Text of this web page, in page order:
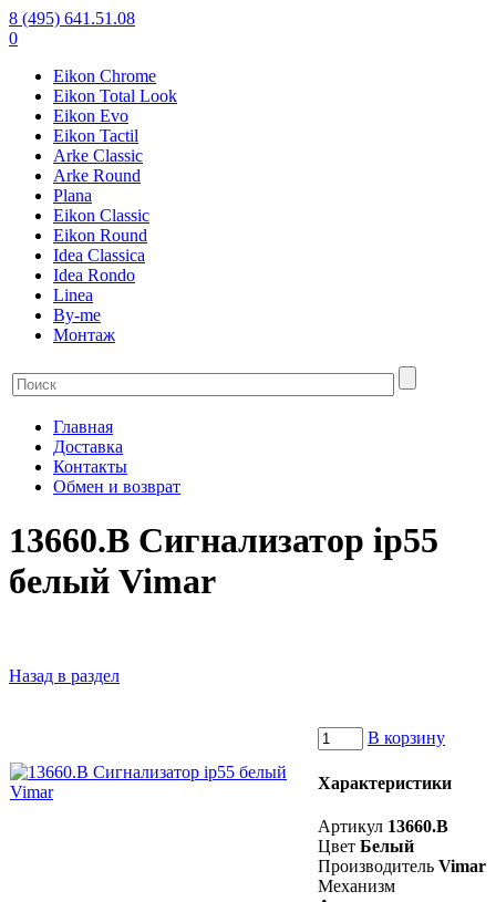
8 (495) 641.51.08
0
Eikon Chrome
Eikon Total Look
Eikon Evo
Eikon Tactil
Arke Classic
Arke Round
Plana
Eikon Classic
Eikon Round
Idea Classica
Idea Rondo
Linea
By-me
Монтаж
Главная
Доставка
Контакты
Обмен и возврат
13660.B Сигнализатор ip55
белый Vimar
Назад в раздел
В корзину
Характеристики
Артикул 13660.B
Цвет Белый
Производитель Vimar
Механизм